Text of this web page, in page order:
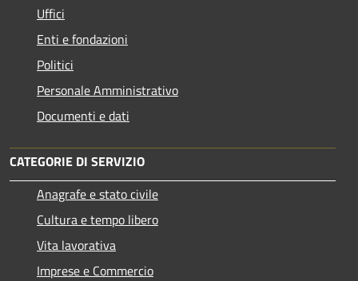
Uffici
Enti e fondazioni
Politici
Personale Amministrativo
Documenti e dati
CATEGORIE DI SERVIZIO
Anagrafe e stato civile
Cultura e tempo libero
Vita lavorativa
Imprese e Commercio